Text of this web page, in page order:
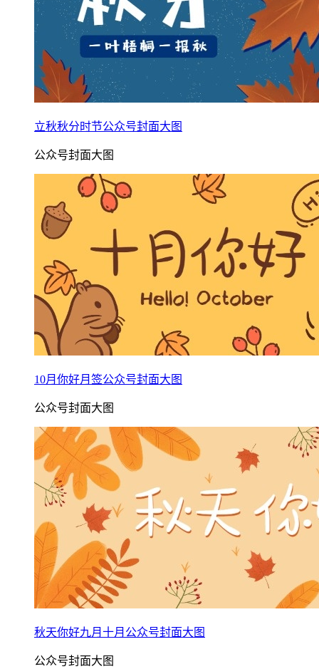
立秋秋分时节公众号封面大图
公众号封面大图
10月你好月签公众号封面大图
公众号封面大图
秋天你好九月十月公众号封面大图
公众号封面大图